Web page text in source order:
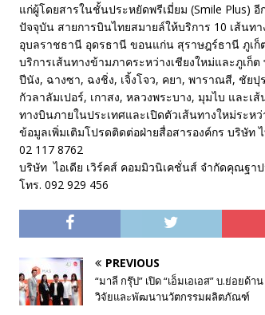
แก่ผู้โดยสารในชั้นประหยัดพรีเมี่ยม (Smile Plus) อี
ปัจจุบัน สายการบินไทยสมายล์ให้บริการ 10 เส้นท
อุบลราชธานี อุดรธานี ขอนแก่น สุราษฎร์ธานี ภูเ
บริการเส้นทางข้ามภาคระหว่างเชียงใหม่และภูเก็
ปีนัง, ฉางซา, ฉงชิ่ง, เจิ้งโจว, คยา, พาราณสี, ชัย
กัวลาลัมเปอร์, เกาสง, หลวงพระบาง, มุมไบ และเ
ทางบินภายในประเทศและเปิดตัวเส้นทางใหม่ระห
ข้อมูลเพิ่มเติมโปรดติดต่อฝ่ายสื่อสารองค์กร บริษั
02 117 8762
บริษัท ไอเดีย เวิร์คส์ คอมมิวนิเคชั่นส์ จำกัดคุณฐา
โทร. 092 929 456
PREVIOUS
“มาลี กรุ๊ป” เปิด “เอ็มเอเอส” บ.ย่อยด้าน
วิจัยและพัฒนานวัตกรรมผลิตภัณฑ์